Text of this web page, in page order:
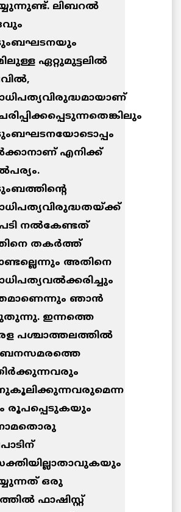
ലിബറല്‍
ഏറ്റുമുട്ടലില്‍
എനിക്ക്
നല്‍കേണ്ടത്
തകര്‍ത്ത്
അതിനെ
ഞാന്‍
ഇന്നത്തെ
പശ്ചാത്തലത്തില്‍
രൂപപ്പെടുകയും
ഒരു
ഫാഷിസ്റ്റ്